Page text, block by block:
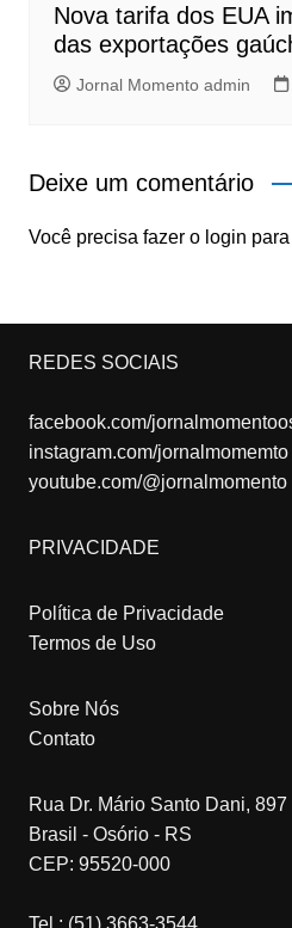
Nova tarifa dos EUA
das exportações
Jornal Momento admin
Deixe um comentário
Você precisa fazer o login
REDES SOCIAIS
facebook.com/
instagram.com/jornalmomemto
youtube.com/@jornalmomento
PRIVACIDADE
Política de Privacidade
Termos de Uso
Sobre Nós
Contato
Rua Dr. Mário Santo Dani, 897
Brasil - Osório - RS
CEP: 95520-000
Tel.: (51) 3663-3544